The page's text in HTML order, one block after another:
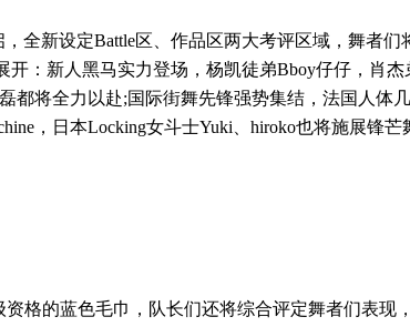
新设定Battle区、作品区两大考评区域，舞者们
开：新人黑马实力登场，杨凯徒弟Bboy仔仔，肖杰
都将全力以赴;国际街舞先锋强势集结，法国人体几
，日本Locking女斗士Yuki、hiroko也将施展锋芒
格的蓝色毛巾，队长们还将综合评定舞者们表现